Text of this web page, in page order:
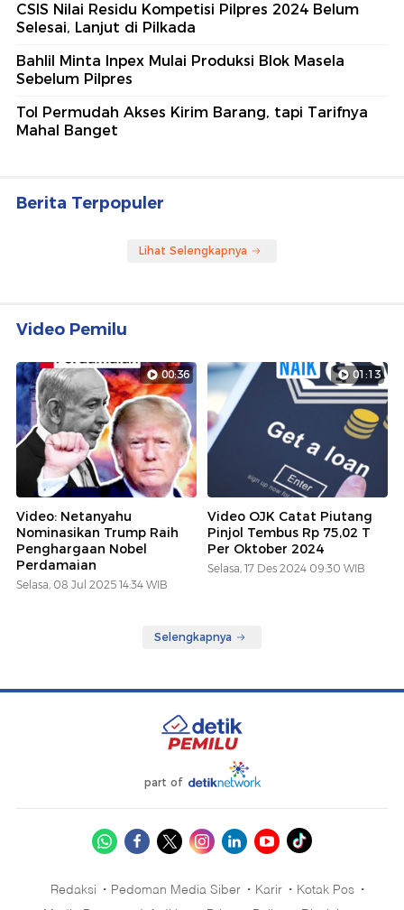
CSIS Nilai Residu Kompetisi Pilpres 2024 Belum
Selesai, Lanjut di Pilkada
Bahlil Minta Inpex Mulai Produksi Blok Masela
Sebelum Pilpres
Tol Permudah Akses Kirim Barang, tapi Tarifnya
Mahal Banget
Berita Terpopuler
Lihat Selengkapnya
Video Pemilu
00:36
Video: Netanyahu
Nominasikan Trump Raih
Penghargaan Nobel
Perdamaian
Selasa, 08 Jul 2025 14:34 WIB
01:13
Video OJK Catat Piutang
Pinjol Tembus Rp 75,02 T
Per Oktober 2024
Selasa, 17 Des 2024 09:30 WIB
Selengkapnya
part of
Redaksi Pedoman Media Siber Karir
Kotak Pos